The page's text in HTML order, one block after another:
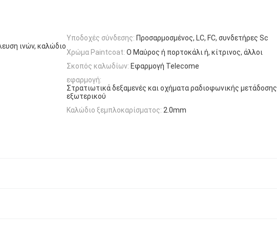
ινών, καλώδιο
Υποδοχές σύνδεσης: Προσαρμοσμένος, LC, FC, συνδετήρες Sc
Χρώμα Paintcoat: Ο Μαύρος ή πορτοκάλι ή, κίτρινος, άλλοι
Σκοπός καλωδίων: Εφαρμογή Telecome
εφαρμογή:
Στρατιωτικά δεξαμενές και οχήματα ραδιοφωνικής μετάδοσης
εξωτερικού
Καλώδιο ξεμπλοκαρίσματος: 2.0mm